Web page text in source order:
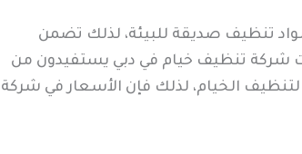
تنظيف صديقة للبيئة، لذلك تضمن
شركة تنظيف خيام في دبي يستفيدون من
الخيام، لذلك فإن الأسعار في شركة